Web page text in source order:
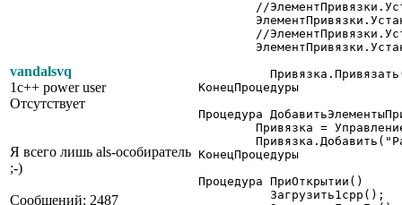
vandalsvq
1c++ power user
Отсутствует
Я всего лишь als-особиратель
;-)
Сообщений: 2487
КонецПроцедуры
Процедура
КонецПроцедуры
Процедура ПриОткрытии()